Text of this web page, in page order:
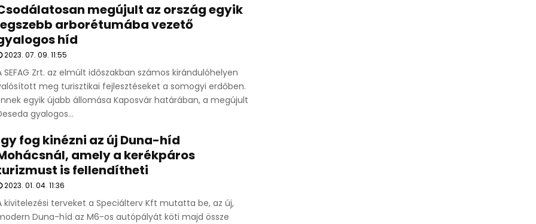
megújult az ország egyik
arborétumába vezető
híd
2023. 07. 09. 11:55
SEFAG Zrt. az elmúlt időszakban számos kirándulóhelyen
meg turisztikai fejlesztéseket a somogyi erdőben.
egyik újabb állomása Kaposvár határában, a megújult
gyalogos...
fog kinézni az új Duna-híd
amely a kerékpáros
is fellendítheti
2023. 01. 04. 11:36
kivitelezési terveket a Speciálterv Kft mutatta be, az új,
Duna-híd az M6-os autópályát köti majd össze